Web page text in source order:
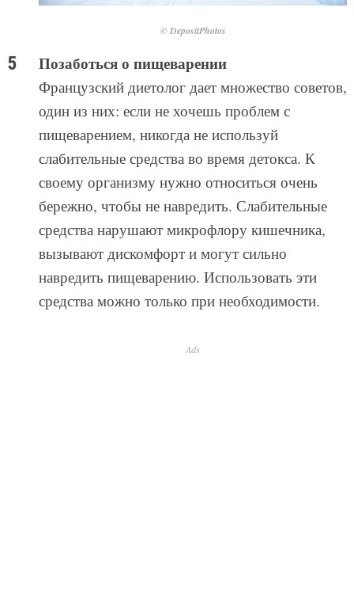
© DepositPhotos
Позаботься о пищеварении
Французский диетолог дает множество советов,
один из них: если не хочешь проблем с
пищеварением, никогда не используй
слабительные средства во время детокса. К
своему организму нужно относиться очень
бережно, чтобы не навредить. Слабительные
средства нарушают микрофлору кишечника,
вызывают дискомфорт и могут сильно
навредить пищеварению. Использовать эти
средства можно только при необходимости.
Ads